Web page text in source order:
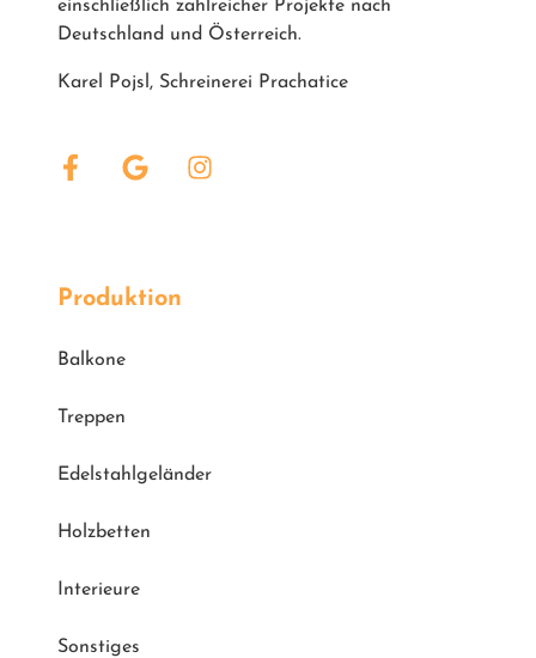
einschließlich zahlreicher Projekte nach
Deutschland und Österreich.
Karel Pojsl, Schreinerei Prachatice
Produktion
Balkone
Treppen
Edelstahlgeländer
Holzbetten
Interieure
Sonstiges